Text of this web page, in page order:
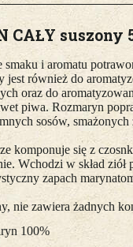
CAŁY suszony
smaku i aromatu
jest również do
oraz do
piwa. Rozmaryn
sosów,
komponuje się z
Wchodzi w skład ziół
zapach
nie zawiera żadnych
100%